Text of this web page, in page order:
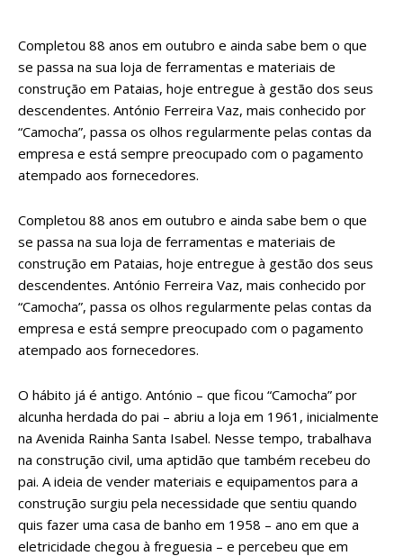
Completou 88 anos em outubro e ainda sabe bem o que
se passa na sua loja de ferramentas e materiais de
construção em Pataias, hoje entregue à gestão dos seus
descendentes. António Ferreira Vaz, mais conhecido por
“Camocha”, passa os olhos regularmente pelas contas da
empresa e está sempre preocupado com o pagamento
atempado aos fornecedores.
Completou 88 anos em outubro e ainda sabe bem o que
se passa na sua loja de ferramentas e materiais de
construção em Pataias, hoje entregue à gestão dos seus
descendentes. António Ferreira Vaz, mais conhecido por
“Camocha”, passa os olhos regularmente pelas contas da
empresa e está sempre preocupado com o pagamento
atempado aos fornecedores.
O hábito já é antigo. António – que ficou “Camocha” por
alcunha herdada do pai – abriu a loja em 1961, inicialmente
na Avenida Rainha Santa Isabel. Nesse tempo, trabalhava
na construção civil, uma aptidão que também recebeu do
pai. A ideia de vender materiais e equipamentos para a
construção surgiu pela necessidade que sentiu quando
quis fazer uma casa de banho em 1958 – ano em que a
eletricidade chegou à freguesia – e percebeu que em